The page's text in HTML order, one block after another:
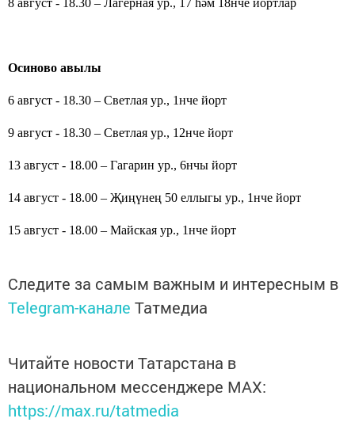
Осиново авылы
6 август - 18.30 – Светлая ур., 1нче йорт
9 август - 18.30 – Светлая ур., 12нче йорт
13 август - 18.00 – Гагарин ур., 6нчы йорт
14 август - 18.00 – Җиңүнең 50 еллыгы ур., 1нче йорт
15 август - 18.00 – Майская ур., 1нче йорт
Следите за самым важным и интересным в
Telegram-канале Татмедиа
Читайте новости Татарстана в
национальном мессенджере MАХ:
https://max.ru/tatmedia